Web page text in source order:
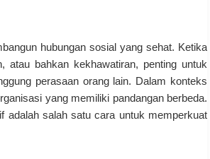
hubungan sosial yang sehat. Ketika
atau bahkan kekhawatiran, penting untuk
perasaan orang lain. Dalam konteks
yang memiliki pandangan berbeda.
adalah salah satu cara untuk memperkuat